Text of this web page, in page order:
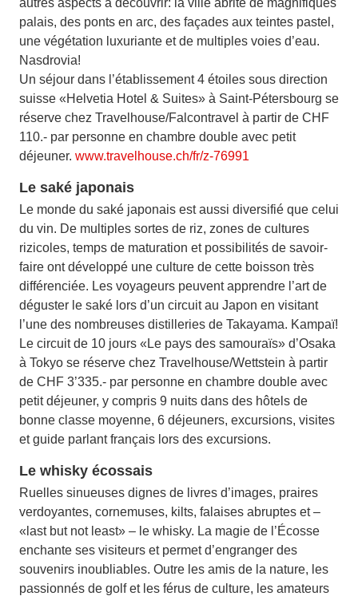
autres aspects à découvrir: la ville abrite de magnifiques
palais, des ponts en arc, des façades aux teintes pastel,
une végétation luxuriante et de multiples voies d’eau.
Nasdrovia!
Un séjour dans l’établissement 4 étoiles sous direction
suisse «Helvetia Hotel & Suites» à Saint-Pétersbourg se
réserve chez Travelhouse/Falcontravel à partir de CHF
110.- par personne en chambre double avec petit
déjeuner. www.travelhouse.ch/fr/z-76991
Le saké japonais
Le monde du saké japonais est aussi diversifié que celui
du vin. De multiples sortes de riz, zones de cultures
rizicoles, temps de maturation et possibilités de savoir-
faire ont développé une culture de cette boisson très
différenciée. Les voyageurs peuvent apprendre l’art de
déguster le saké lors d’un circuit au Japon en visitant
l’une des nombreuses distilleries de Takayama. Kampaï!
Le circuit de 10 jours «Le pays des samouraïs» d’Osaka
à Tokyo se réserve chez Travelhouse/Wettstein à partir
de CHF 3’335.- par personne en chambre double avec
petit déjeuner, y compris 9 nuits dans des hôtels de
bonne classe moyenne, 6 déjeuners, excursions, visites
et guide parlant français lors des excursions.
Le whisky écossais
Ruelles sinueuses dignes de livres d’images, praires
verdoyantes, cornemuses, kilts, falaises abruptes et –
«last but not least» – le whisky. La magie de l’Écosse
enchante ses visiteurs et permet d’engranger des
souvenirs inoubliables. Outre les amis de la nature, les
passionnés de golf et les férus de culture, les amateurs